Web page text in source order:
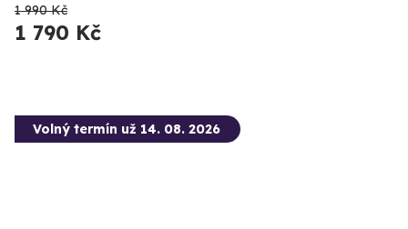
1 990 Kč
1 790 Kč
Volný termín už 14. 08. 2026